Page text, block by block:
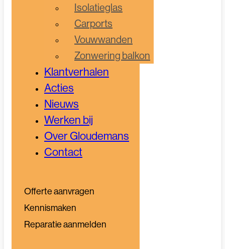
Isolatieglas
Carports
Vouwwanden
Zonwering balkon
Klantverhalen
Acties
Nieuws
Werken bij
Over Gloudemans
Contact
Offerte aanvragen
Kennismaken
Reparatie aanmelden